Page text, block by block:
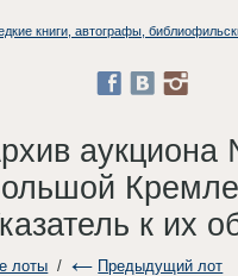
книги, автографы,
аукциона
к их
лоты / Предыдущий лот